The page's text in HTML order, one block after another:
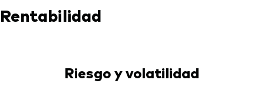
Rentabilidad
Riesgo y volatilidad